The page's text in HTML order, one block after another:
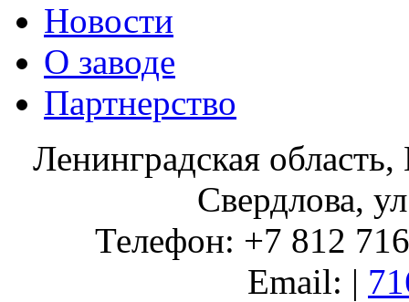
Новости
О заводе
Партнерство
Ленинградская
Свердлова,
Телефон: +7 812
Email: |